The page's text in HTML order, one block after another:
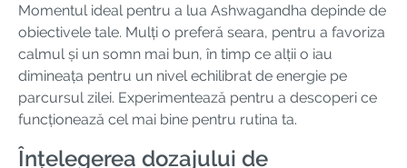
Momentul ideal pentru a lua Ashwagandha depinde de
obiectivele tale. Mulți o preferă seara, pentru a favoriza
calmul și un somn mai bun, în timp ce alții o iau
dimineața pentru un nivel echilibrat de energie pe
parcursul zilei. Experimentează pentru a descoperi ce
funcționează cel mai bine pentru rutina ta.
Înțelegerea dozajului de